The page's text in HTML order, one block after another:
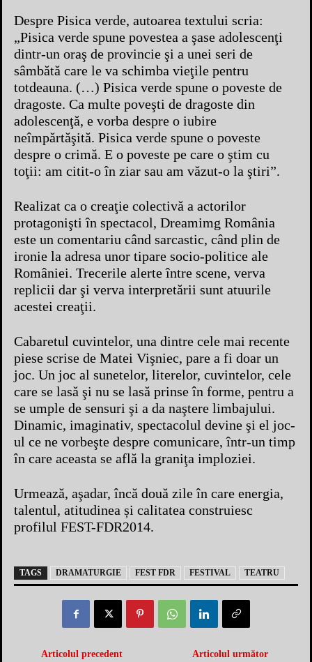
Despre Pisica verde, autoarea textului scria:
„Pisica verde spune povestea a şase adolescenţi
dintr-un oraş de provincie şi a unei seri de
sâmbătă care le va schimba vieţile pentru
totdeauna. (…) Pisica verde spune o poveste de
dragoste. Ca multe poveşti de dragoste din
adolescenţă, e vorba despre o iubire
neîmpărtăşită. Pisica verde spune o poveste
despre o crimă. E o poveste pe care o ştim cu
toţii: am citit-o în ziar sau am văzut-o la ştiri”.
Realizat ca o creaţie colectivă a actorilor
protagonişti în spectacol, Dreamimg România
este un comentariu când sarcastic, când plin de
ironie la adresa unor tipare socio-politice ale
României. Trecerile alerte între scene, verva
replicii dar şi verva interpretării sunt atuurile
acestei creaţii.
Cabaretul cuvintelor, una dintre cele mai recente
piese scrise de Matei Vişniec, pare a fi doar un
joc. Un joc al sunetelor, literelor, cuvintelor, cele
care se lasă şi nu se lasă prinse în forme, pentru a
se umple de sensuri şi a da naştere limbajului.
Dinamic, imaginativ, spectacolul devine şi el joc-
ul ce ne vorbeşte despre comunicare, într-un timp
în care aceasta se află la graniţa imploziei.
Urmează, aşadar, încă două zile în care energia,
talentul, atitudinea și calitatea construiesc
profilul FEST-FDR2014.
TAGS DRAMATURGIE FEST FDR FESTIVAL TEATRU
Articolul precedent Articolul următor